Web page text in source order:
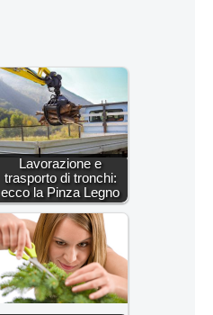
Lavorazione e
trasporto di tronchi:
ecco la Pinza Legno